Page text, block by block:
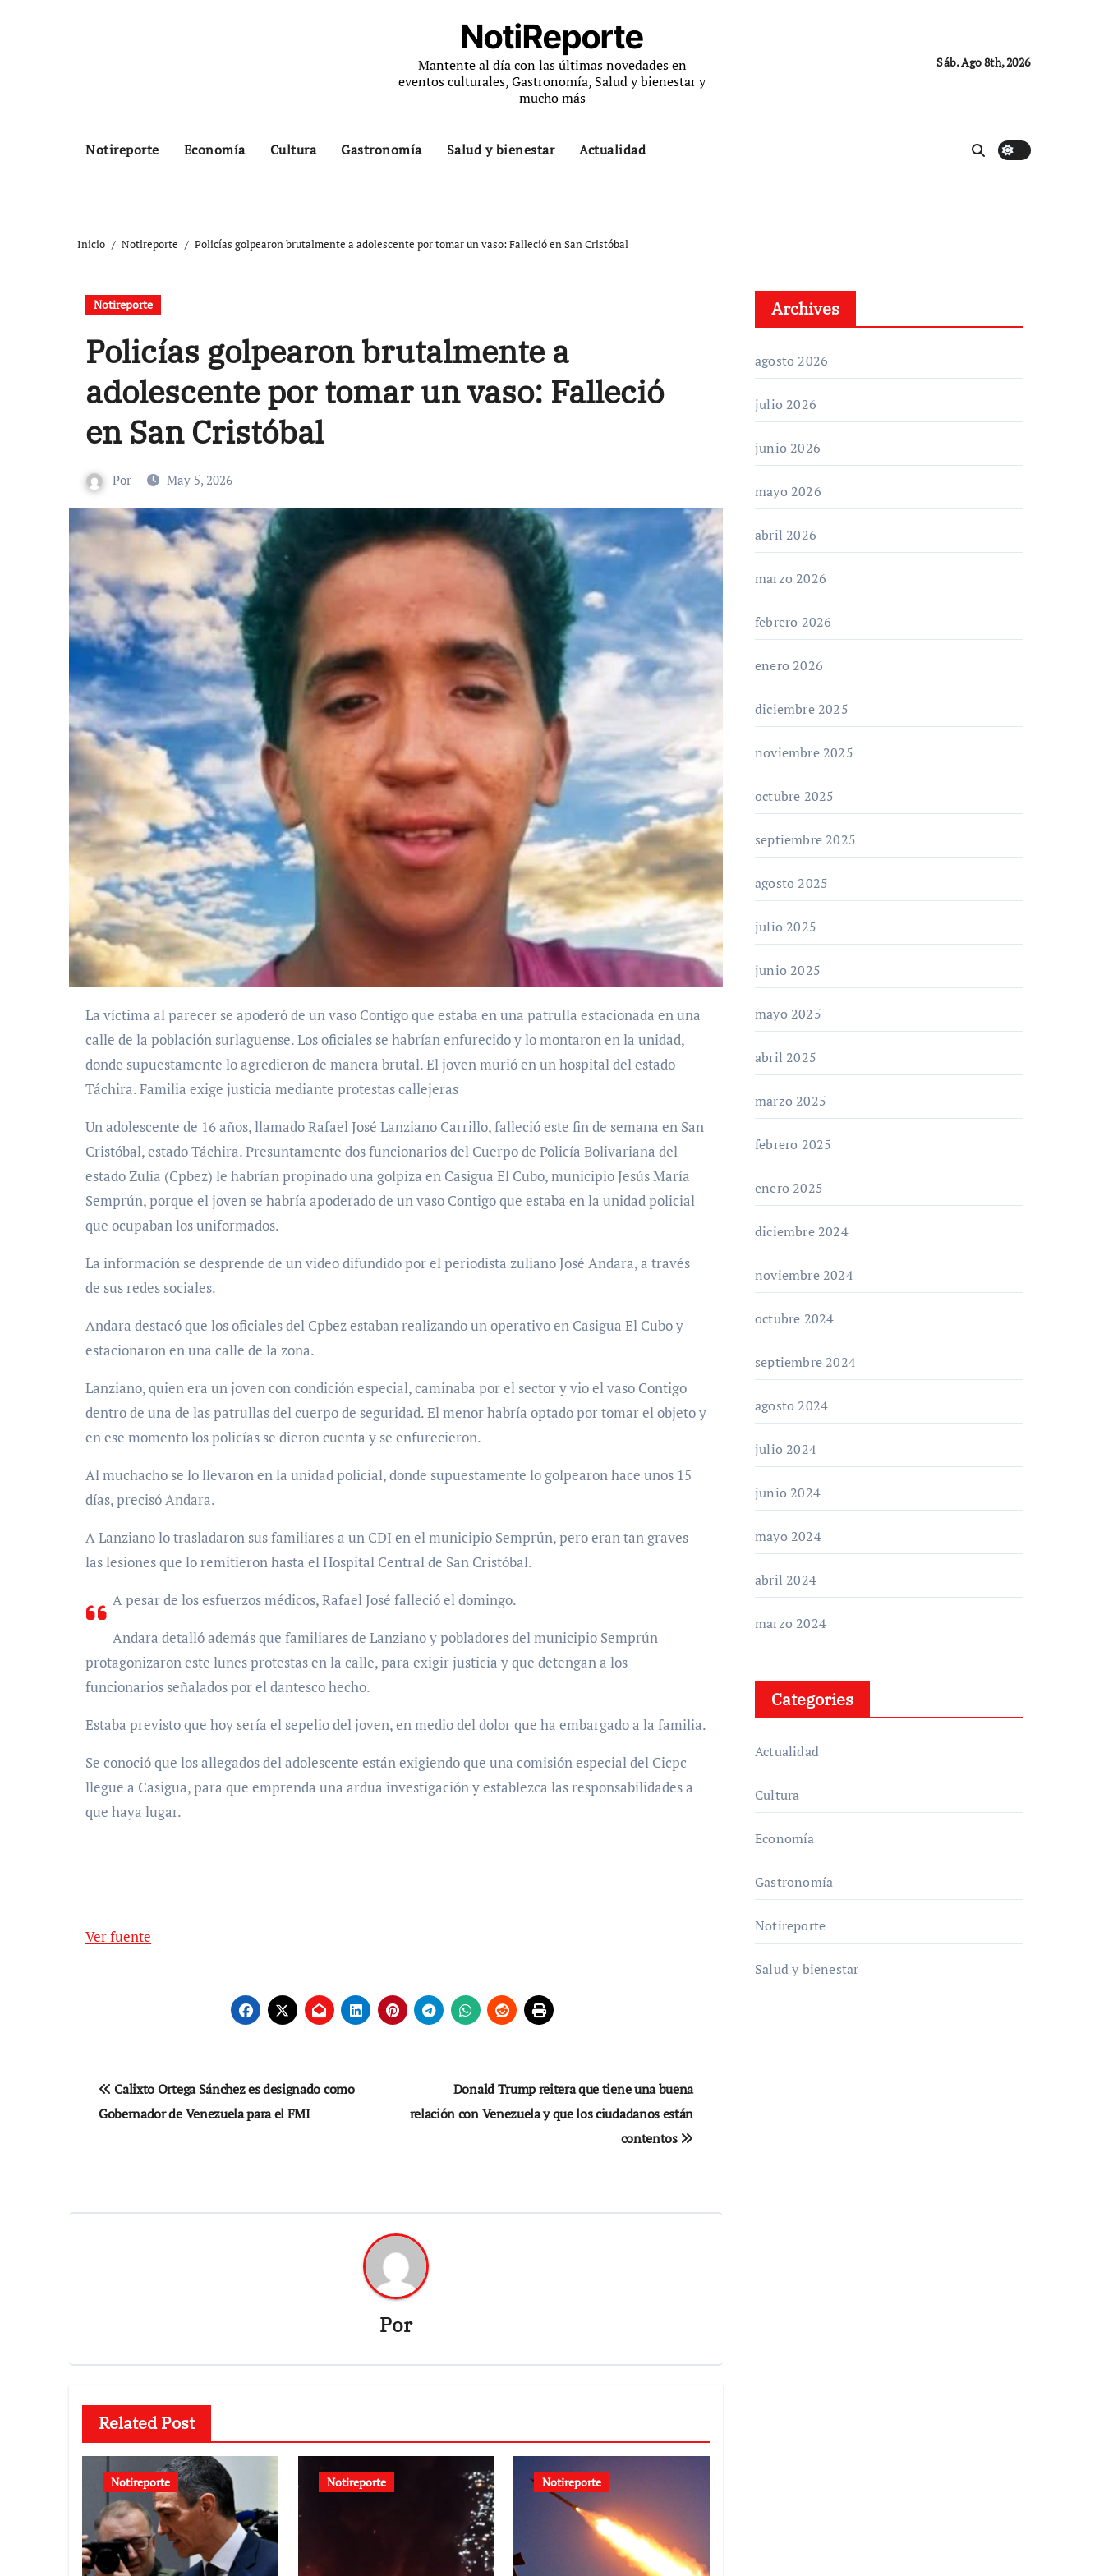
NotiReporte
Mantente al día con las últimas novedades en
eventos culturales, Gastronomía, Salud y bienestar y
mucho más
Sáb. Ago 8th, 2026
Notireporte Economía Cultura Gastronomía Salud y bienestar Actualidad
Inicio Notireporte Policías golpearon brutalmente a adolescente por tomar un vaso: Falleció en San Cristóbal
Notireporte
Policías golpearon brutalmente a
adolescente por tomar un vaso: Falleció
en San Cristóbal
Por May 5, 2026
La víctima al parecer se apoderó de un vaso Contigo que estaba en una patrulla estacionada en una
calle de la población surlaguense. Los oficiales se habrían enfurecido y lo montaron en la unidad,
donde supuestamente lo agredieron de manera brutal. El joven murió en un hospital del estado
Táchira. Familia exige justicia mediante protestas callejeras
Un adolescente de 16 años, llamado Rafael José Lanziano Carrillo, falleció este fin de semana en San
Cristóbal, estado Táchira. Presuntamente dos funcionarios del Cuerpo de Policía Bolivariana del
estado Zulia (Cpbez) le habrían propinado una golpiza en Casigua El Cubo, municipio Jesús María
Semprún, porque el joven se habría apoderado de un vaso Contigo que estaba en la unidad policial
que ocupaban los uniformados.
La información se desprende de un video difundido por el periodista zuliano José Andara, a través
de sus redes sociales.
Andara destacó que los oficiales del Cpbez estaban realizando un operativo en Casigua El Cubo y
estacionaron en una calle de la zona.
Lanziano, quien era un joven con condición especial, caminaba por el sector y vio el vaso Contigo
dentro de una de las patrullas del cuerpo de seguridad. El menor habría optado por tomar el objeto y
en ese momento los policías se dieron cuenta y se enfurecieron.
Al muchacho se lo llevaron en la unidad policial, donde supuestamente lo golpearon hace unos 15
días, precisó Andara.
A Lanziano lo trasladaron sus familiares a un CDI en el municipio Semprún, pero eran tan graves
las lesiones que lo remitieron hasta el Hospital Central de San Cristóbal.
A pesar de los esfuerzos médicos, Rafael José falleció el domingo.
Andara detalló además que familiares de Lanziano y pobladores del municipio Semprún
protagonizaron este lunes protestas en la calle, para exigir justicia y que detengan a los
funcionarios señalados por el dantesco hecho.
Estaba previsto que hoy sería el sepelio del joven, en medio del dolor que ha embargado a la familia.
Se conoció que los allegados del adolescente están exigiendo que una comisión especial del Cicpc
llegue a Casigua, para que emprenda una ardua investigación y establezca las responsabilidades a
que haya lugar.
Ver fuente
Navegación
de
Calixto Ortega Sánchez es designado como
Gobernador de Venezuela para el FMI
Donald Trump reitera que tiene una buena
relación con Venezuela y que los ciudadanos están
contentos
Por
Related Post
Notireporte Notireporte Notireporte
Archives
agosto 2026
julio 2026
junio 2026
mayo 2026
abril 2026
marzo 2026
febrero 2026
enero 2026
diciembre 2025
noviembre 2025
octubre 2025
septiembre 2025
agosto 2025
julio 2025
junio 2025
mayo 2025
abril 2025
marzo 2025
febrero 2025
enero 2025
diciembre 2024
noviembre 2024
octubre 2024
septiembre 2024
agosto 2024
julio 2024
junio 2024
mayo 2024
abril 2024
marzo 2024
Categories
Actualidad
Cultura
Economía
Gastronomía
Notireporte
Salud y bienestar